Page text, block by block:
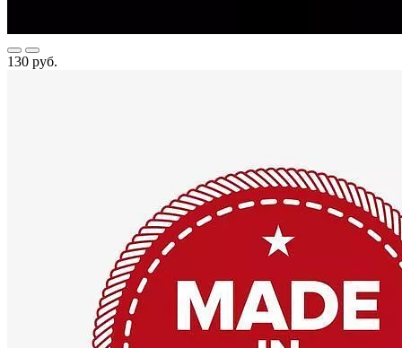
130 руб.